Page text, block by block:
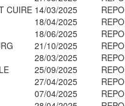
CUIRE 14/03/2025
18/04/2025
18/06/2025
21/10/2025
28/03/2025
25/09/2025
27/04/2025
07/04/2025